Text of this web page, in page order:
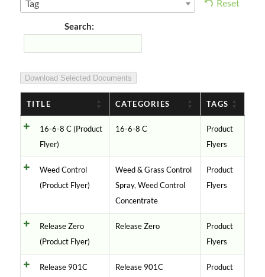
Tag Reset
Search:
Download Selected Documents
TITLE CATEGORIES TAGS
16-6-8 C (Product
Flyer)
16-6-8 C
Product
Flyers
Weed Control
(Product Flyer)
Weed & Grass Control
Spray,Weed Control
Concentrate
Product
Flyers
Release Zero
(Product Flyer)
Release Zero
Product
Flyers
Release 901C
Release 901C
Product